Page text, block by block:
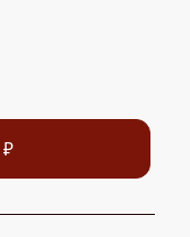
₽